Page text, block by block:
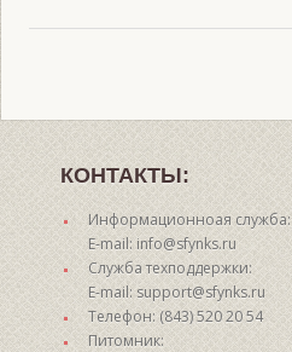
КОНТАКТЫ:
Информационноая служба:
E-mail: info@sfynks.ru
Служба техподдержки:
E-mail: support@sfynks.ru
Телефон: (843) 520 20 54
Питомник: